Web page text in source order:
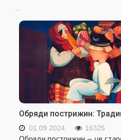
...
Обряди пострижин:
01.09.2024 16325